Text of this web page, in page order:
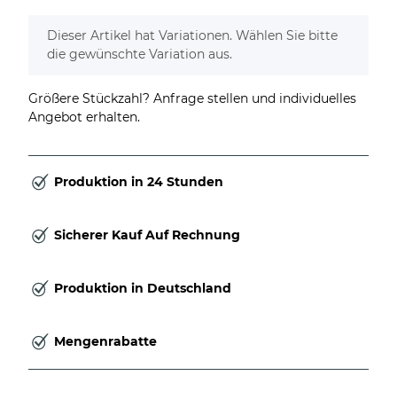
x
Dieser Artikel hat Variationen. Wählen Sie bitte
die gewünschte Variation aus.
Größere Stückzahl? Anfrage stellen und individuelles
Angebot erhalten.
Produktion in 24 Stunden
Sicherer Kauf Auf Rechnung
Produktion in Deutschland
Mengenrabatte